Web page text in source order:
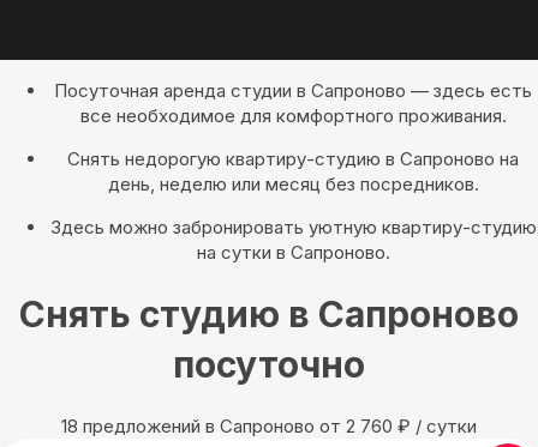
Посуточная аренда студии в Сапроново — здесь есть
все необходимое для комфортного проживания.
Снять недорогую квартиру-студию в Сапроново на
день, неделю или месяц без посредников.
Здесь можно забронировать уютную квартиру-студию
на сутки в Сапроново.
Снять студию в Сапроново
посуточно
18 предложений в Сапроново oт 2 760 ₽ / сутки